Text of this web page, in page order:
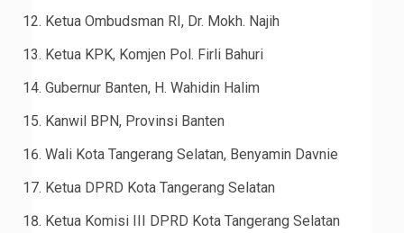
Ketua Ombudsman RI, Dr. Mokh. Najih
Ketua KPK, Komjen Pol. Firli Bahuri
Gubernur Banten, H. Wahidin Halim
Kanwil BPN, Provinsi Banten
Wali Kota Tangerang Selatan, Benyamin Davnie
Ketua DPRD Kota Tangerang Selatan
Ketua Komisi III DPRD Kota Tangerang Selatan